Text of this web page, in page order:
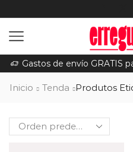
Inicio Tenda Produtos